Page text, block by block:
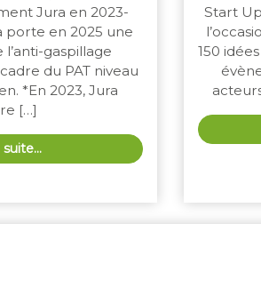
Jura en 2023-
porte en 2025 une
gaspillage
du PAT niveau
*En 2023, Jura
[…]
suite…
Start
150